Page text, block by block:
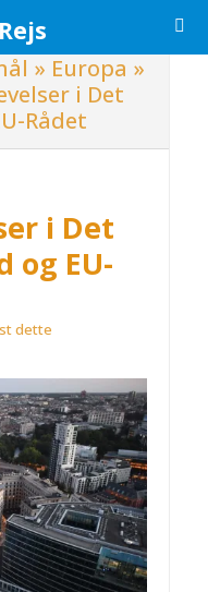
» Europa »
i Det
Rådet
i Det
og EU-
dette